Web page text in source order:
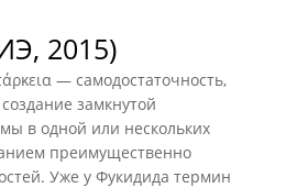
2015)
— самодостаточность,
замкнутой
в одной или нескольких
преимущественно
Уже у Фукидида термин